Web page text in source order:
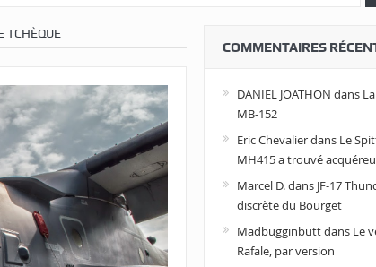
TCHÈQUE
COMMENTAIRES
DANIEL JOATHON dans
MB-152
Eric Chevalierdans Le
MH415 a trouvé
Marcel D.dans JF-17
discrète du Bourget
Madbugginbuttdans Le
Rafale, par version